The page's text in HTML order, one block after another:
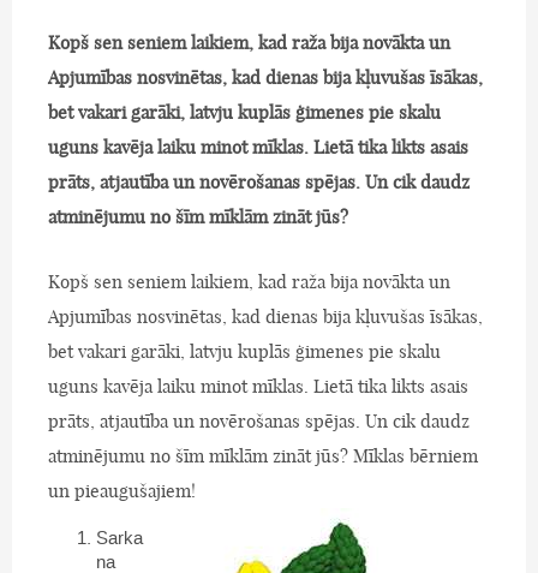
Kopš sen seniem laikiem, kad raža bija novākta un
Apjumības nosvinētas, kad dienas bija kļuvušas īsākas,
bet vakari garāki, latvju kuplās ģimenes pie skalu
uguns kavēja laiku minot mīklas. Lietā tika likts asais
prāts, atjautība un novērošanas spējas. Un cik daudz
atminējumu no šīm mīklām zināt jūs?
Kopš sen seniem laikiem, kad raža bija novākta un
Apjumības nosvinētas, kad dienas bija kļuvušas īsākas,
bet vakari garāki, latvju kuplās ģimenes pie skalu
uguns kavēja laiku minot mīklas. Lietā tika likts asais
prāts, atjautība un novērošanas spējas. Un cik daudz
atminējumu no šīm mīklām zināt jūs? Mīklas bērniem
un pieaugušajiem!
Sarka
na